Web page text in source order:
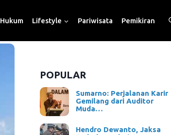
Hukum Lifestyle Pariwisata Pemikiran
POPULAR
Sumarno: Perjalanan Karir
Gemilang dari Auditor
Muda…
Hendro Dewanto, Jaksa